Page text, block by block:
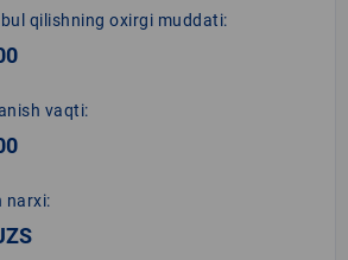
qilishning oxirgi muddati:
vaqti:
narxi: